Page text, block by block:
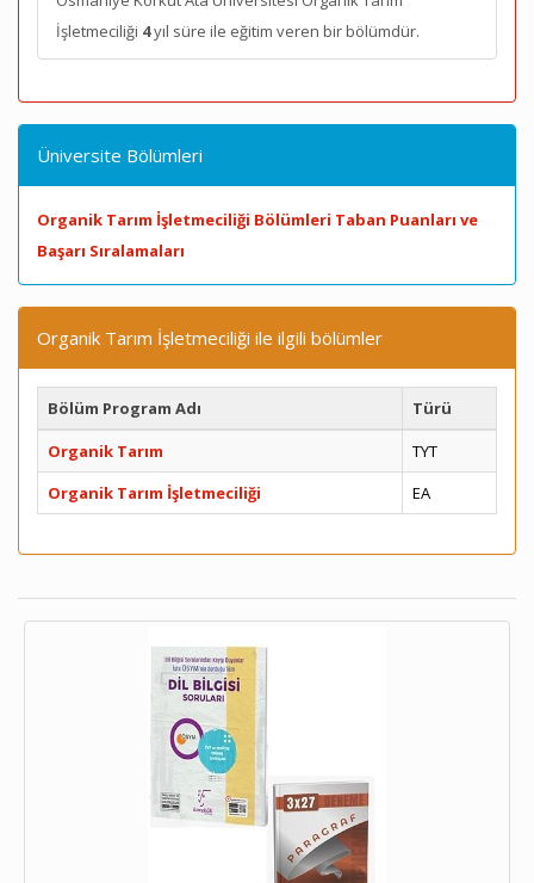
İşletmeciliği 4yıl süre ile eğitim veren bir bölümdür.
Üniversite Bölümleri
Organik Tarım İşletmeciliği Bölümleri Taban Puanları ve
Başarı Sıralamaları
Organik Tarım İşletmeciliği ile ilgili bölümler
Bölüm Program Adı
Türü
Organik Tarım
TYT
Organik Tarım İşletmeciliği
EA